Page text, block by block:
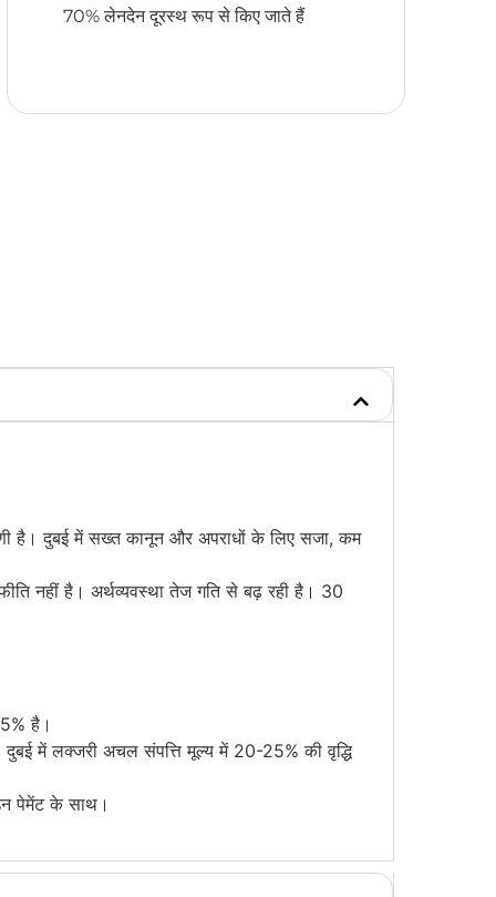
70% लेनदेन दूरस्थ रूप से किए जाते हैं
है। दुबई में सख्त कानून और अपराधों के लिए सजा, कम
नहीं है। अर्थव्यवस्था तेज गति से बढ़ रही है। 30
है।
दुबई में लक्जरी अचल संपत्तिमूल्य में 20-25% की वृद्धि
पेमेंट के साथ।